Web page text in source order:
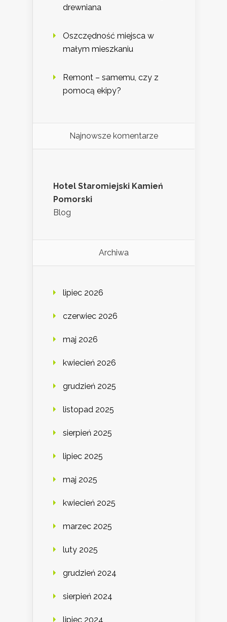
drewniana
Oszczędność miejsca w
małym mieszkaniu
Remont – samemu, czy z
pomocą ekipy?
Najnowsze komentarze
Hotel Staromiejski Kamień
Pomorski
Blog
Archiwa
lipiec 2026
czerwiec 2026
maj 2026
kwiecień 2026
grudzień 2025
listopad 2025
sierpień 2025
lipiec 2025
maj 2025
kwiecień 2025
marzec 2025
luty 2025
grudzień 2024
sierpień 2024
lipiec 2024